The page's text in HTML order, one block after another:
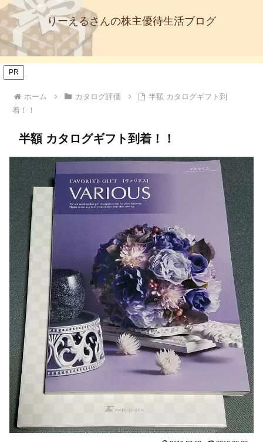
りーえるさんの株主優待生活ブログ
PR
ホーム カタログ評価
半額 カタログギフト到
着！！
半額 カタログギフト到着！！